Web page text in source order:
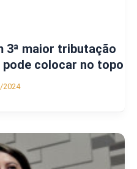
3ª maior tributação
colocar no topo
2024